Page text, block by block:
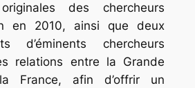
des chercheurs
en 2010, ainsi que deux
d’éminents chercheurs
relations entre la Grande
France, afin d’offrir un